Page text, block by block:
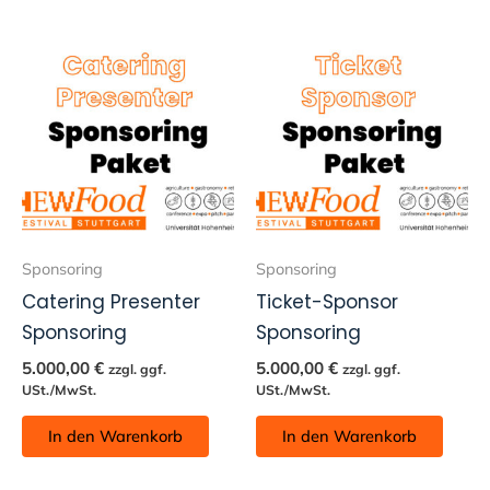
Sponsoring
Catering Presenter
Sponsoring
5.000,00 € zzgl. ggf.
USt./MwSt.
In den Warenkorb
Sponsoring
Ticket-Sponsor
Sponsoring
5.000,00 € zzgl. ggf.
USt./MwSt.
In den Warenkorb